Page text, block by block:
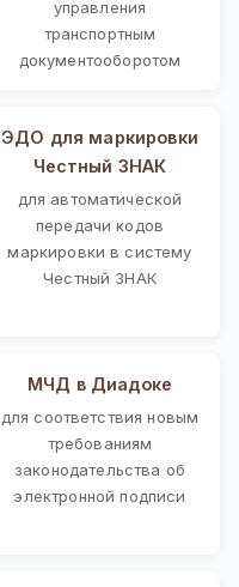
управления
транспортным
документооборотом
ЭДО для маркировки
Честный ЗНАК
для автоматической
передачи кодов
маркировки в систему
Честный ЗНАК
МЧД в Диадоке
для соответствия новым
требованиям
законодательства об
электронной подписи